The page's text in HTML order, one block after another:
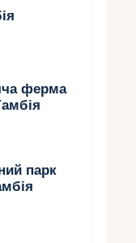
ферма
парк